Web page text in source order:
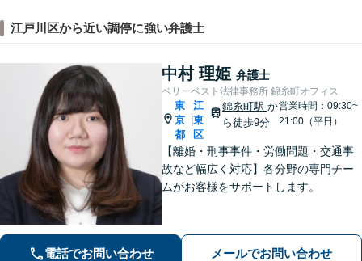
江戸川区から近い調停に強い弁護士
中村 理姫 弁護士
ベリーベスト法律事務所 錦糸町オフィス
東
京
都
江
東
区
錦糸町駅 か
ら徒歩9分
営業時間：09:30~
21:00（平日）
【離婚・刑事事件・労働問題・交通事
故など幅広く対応】各分野の専門チー
ムがお客様をサポートします。
電話でお問い合わせ メールでお問い合わせ